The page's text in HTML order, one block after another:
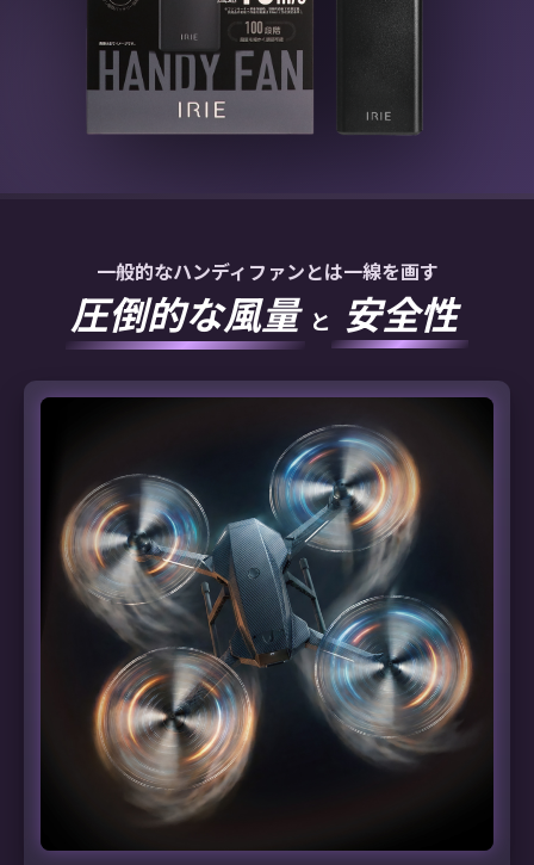
一般的なハンディファンとは一線を画す
圧倒的な風量 と 安全性